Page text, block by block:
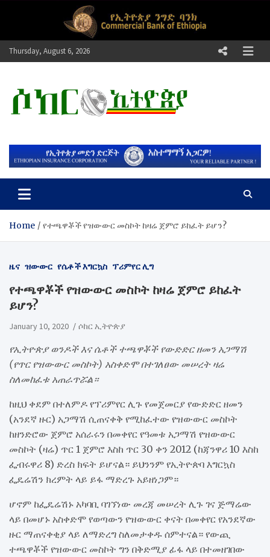
Thursday, August 6, 2026
ሶከር ኢትዮጵያ
Home የተጫዋቾች የዝውውር መስኮት ከዛሬ ጀምሮ ይከፈት ይሆን?
ዜና ዝውውር የሴቶች እግርኳስ ፕሪምየር ሊግ
የተጫዋቾች የዝውውር መስኮት ከዛሬ ጀምሮ ይከፈት
ይሆን?
January 10, 2020 ሶከር ኢትዮጵያ
የኢትዮጵያ ወንዶች እና ሴቶች ተጫዋቾች የውድድር ዘመን አጋማሽ
(የጥር የዝውውር መስኮት) አስቀድሞ በተገለፀው መሠረት ዛሬ
ስለመከፈቱ አጠራጥሯል።
ከዚህ ቀደም በተለምዶ የፕሪምየር ሊጉ የመጀመርያ የውድድር ዘመን
(አንደኛ ዙር) አጋማሽ ሲጠናቀቅ የሚከፈተው የዝውውር መስኮት
ከዘንድሮው ጀምሮ አሰራሩን በመቀየር የዓመቱ አጋማሽ የዝውውር
መስኮት (ዛሬ) ጥር 1 ጀምሮ እስከ ጥር 30 ቀን 2012 (ከጃንዋሪ 10 እስከ
ፌብሩዋሪ 8) ድረስ ክፍት ይሆናል። ይህንንም የኢትዮጵባ እግርኳስ
ፌዴሬሽን ክረምት ላይ ይፋ ማድረጉ አይዘነጋም።
ሆኖም ከፌዴሬሽኑ አካባቢ ባገኘነው መረጃ መሠረት ሊጉ ገና ጅማሬው
ላይ በመሆኑ አስቀድሞ የወጣውን የዝውውር ቀናት በመቀየር የአንደኛው
ዙር ማጠናቀቂያ ላይ ለማድረግ ስለመታቀዱ ሰምተናል። የውጪ
ተጫዋቾች የዝውውር መስኮት ግን በቅድሚያ ፊፋ ላይ በተመዘገበው